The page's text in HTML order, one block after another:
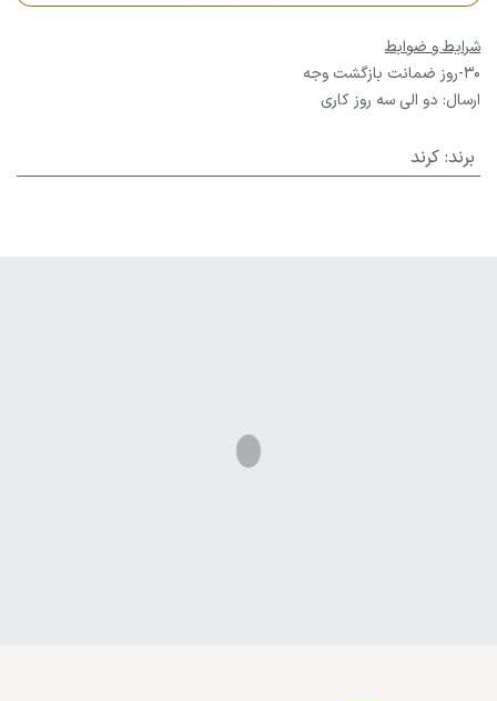
شرایط و ضوابط
30-روز ضمانت بازگشت وجه
ارسال: دو الی سه روز کاری
برند: کرند